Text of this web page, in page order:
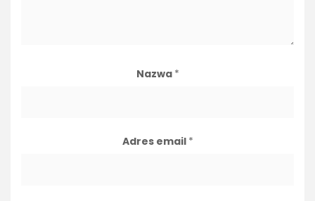
Nazwa *
Adres email *